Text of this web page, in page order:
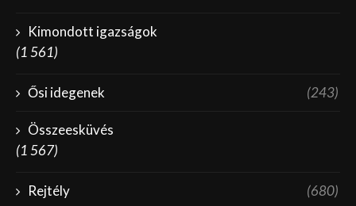
Kimondott igazságok
(1 561)
Ősi idegenek (243)
Összeesküvés
(1 567)
Rejtély (680)